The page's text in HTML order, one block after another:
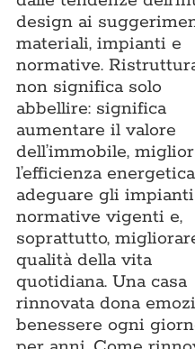
design ai
materiali, impianti e
normative.
non significa solo
abbellire: significa
aumentare il valore
dell’immobile,
l’efficienza
adeguare gli
normative vigenti e,
soprattutto,
qualità della vita
quotidiana. Una casa
rinnovata dona
benessere ogni